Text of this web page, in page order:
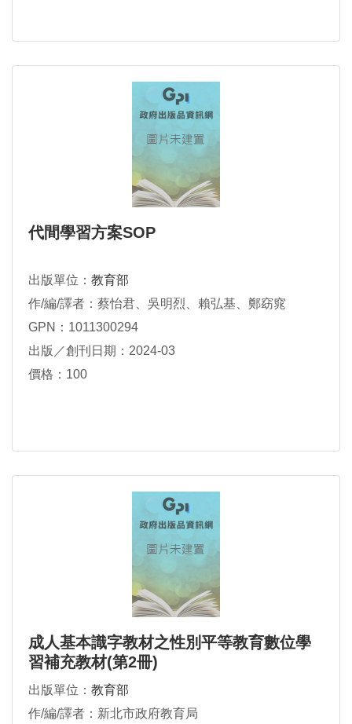
代間學習方案SOP
出版單位： 教育部
作/編/譯者：蔡怡君、吳明烈、賴弘基、鄭窈窕
GPN：1011300294
出版／創刊日期：2024-03
價格：100
成人基本識字教材之性別平等教育數位學
習補充教材(第2冊)
出版單位： 教育部
作/編/譯者：新北市政府教育局